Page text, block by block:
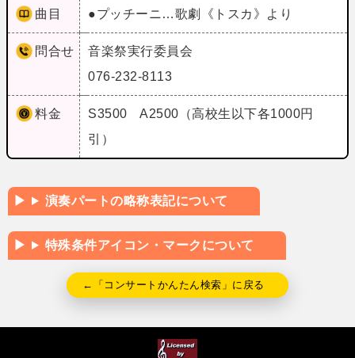
曲目 ●プッチーニ…歌劇《トスカ》より
問合せ
音楽祭実行委員会
076-232-8113
料金
S3500 A2500（高校生以下各1000円
引）
演奏パートの略称表記について
特殊条件アイコン・マークについて
←「コンサートかんたん検索」に戻る